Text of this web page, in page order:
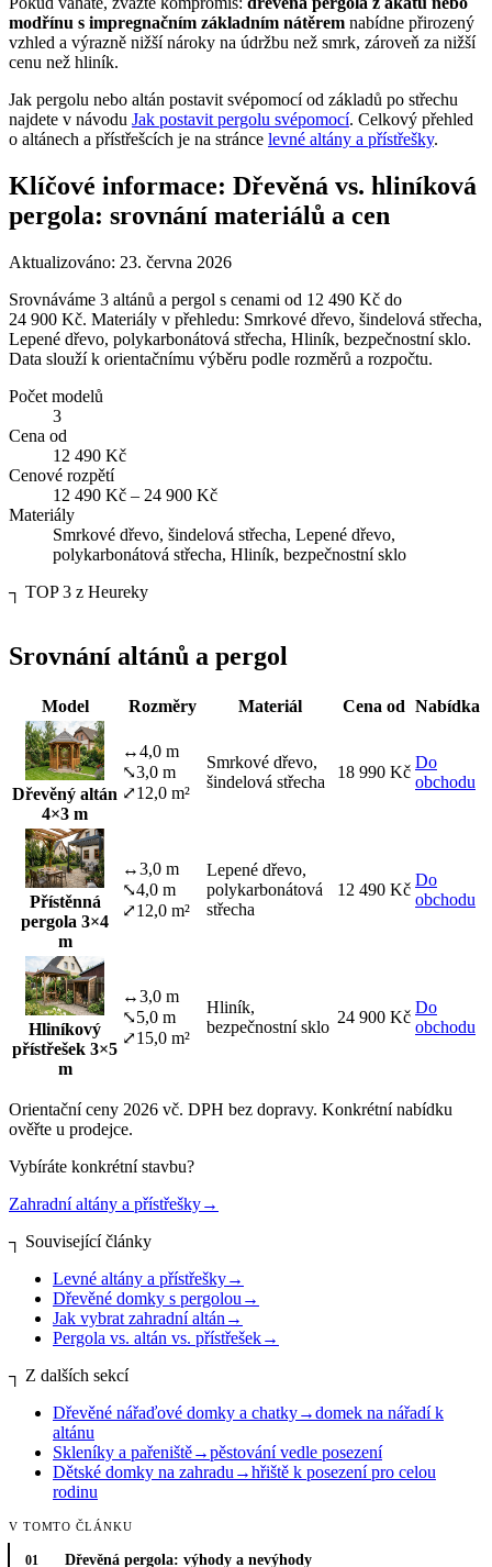
modřínu s impregnačním základním nátěrem nabídne přirozený
vzhled a výrazně nižší nároky na údržbu než smrk, zároveň za nižší
cenu než hliník.
Jak pergolu nebo altán postavit svépomocí od základů po střechu
najdete v návodu Jak postavit pergolu svépomocí. Celkový přehled
o altánech a přístřešcích je na stránce levné altány a přístřešky.
Klíčové informace: Dřevěná vs. hliníková
pergola: srovnání materiálů a cen
Aktualizováno: 23. června 2026
Srovnáváme 3 altánů a pergol s cenami od 12 490 Kč do
24 900 Kč. Materiály v přehledu: Smrkové dřevo, šindelová střecha,
Lepené dřevo, polykarbonátová střecha, Hliník, bezpečnostní sklo.
Data slouží k orientačnímu výběru podle rozměrů a rozpočtu.
Počet modelů
3
Cena od
12 490 Kč
Cenové rozpětí
12 490 Kč – 24 900 Kč
Materiály
Smrkové dřevo, šindelová střecha, Lepené dřevo,
polykarbonátová střecha, Hliník, bezpečnostní sklo
┐ TOP 3 z Heureky
Srovnání altánů a pergol
Model Rozměry Materiál Cena od Nabídka
Dřevěný altán
4×3 m
↔4,0 m
⤡3,0 m
⤢12,0 m²
Smrkové dřevo,
šindelová střecha
18 990 Kč
Do
obchodu
Přístěnná
pergola 3×4
m
↔3,0 m
⤡4,0 m
⤢12,0 m²
Lepené dřevo,
polykarbonátová
střecha
12 490 Kč
Do
obchodu
Hliníkový
přístřešek 3×5
m
↔3,0 m
⤡5,0 m
⤢15,0 m²
Hliník,
bezpečnostní sklo
24 900 Kč
Do
obchodu
Orientační ceny 2026 vč. DPH bez dopravy. Konkrétní nabídku
ověřte u prodejce.
Vybíráte konkrétní stavbu?
Zahradní altány a přístřešky→
┐ Související články
Levné altány a přístřešky→
Dřevěné domky s pergolou →
Jak vybrat zahradní altán →
Pergola vs. altán vs. přístřešek→
┐ Z dalších sekcí
Dřevěné nářaďové domky a chatky→domek na nářadí k
altánu
Skleníky a pařeniště→pěstování vedle posezení
Dětské domky na zahradu →hřiště k posezení pro celou
rodinu
V TOMTO ČLÁNKU
01 Dřevěná pergola: výhody a nevýhody